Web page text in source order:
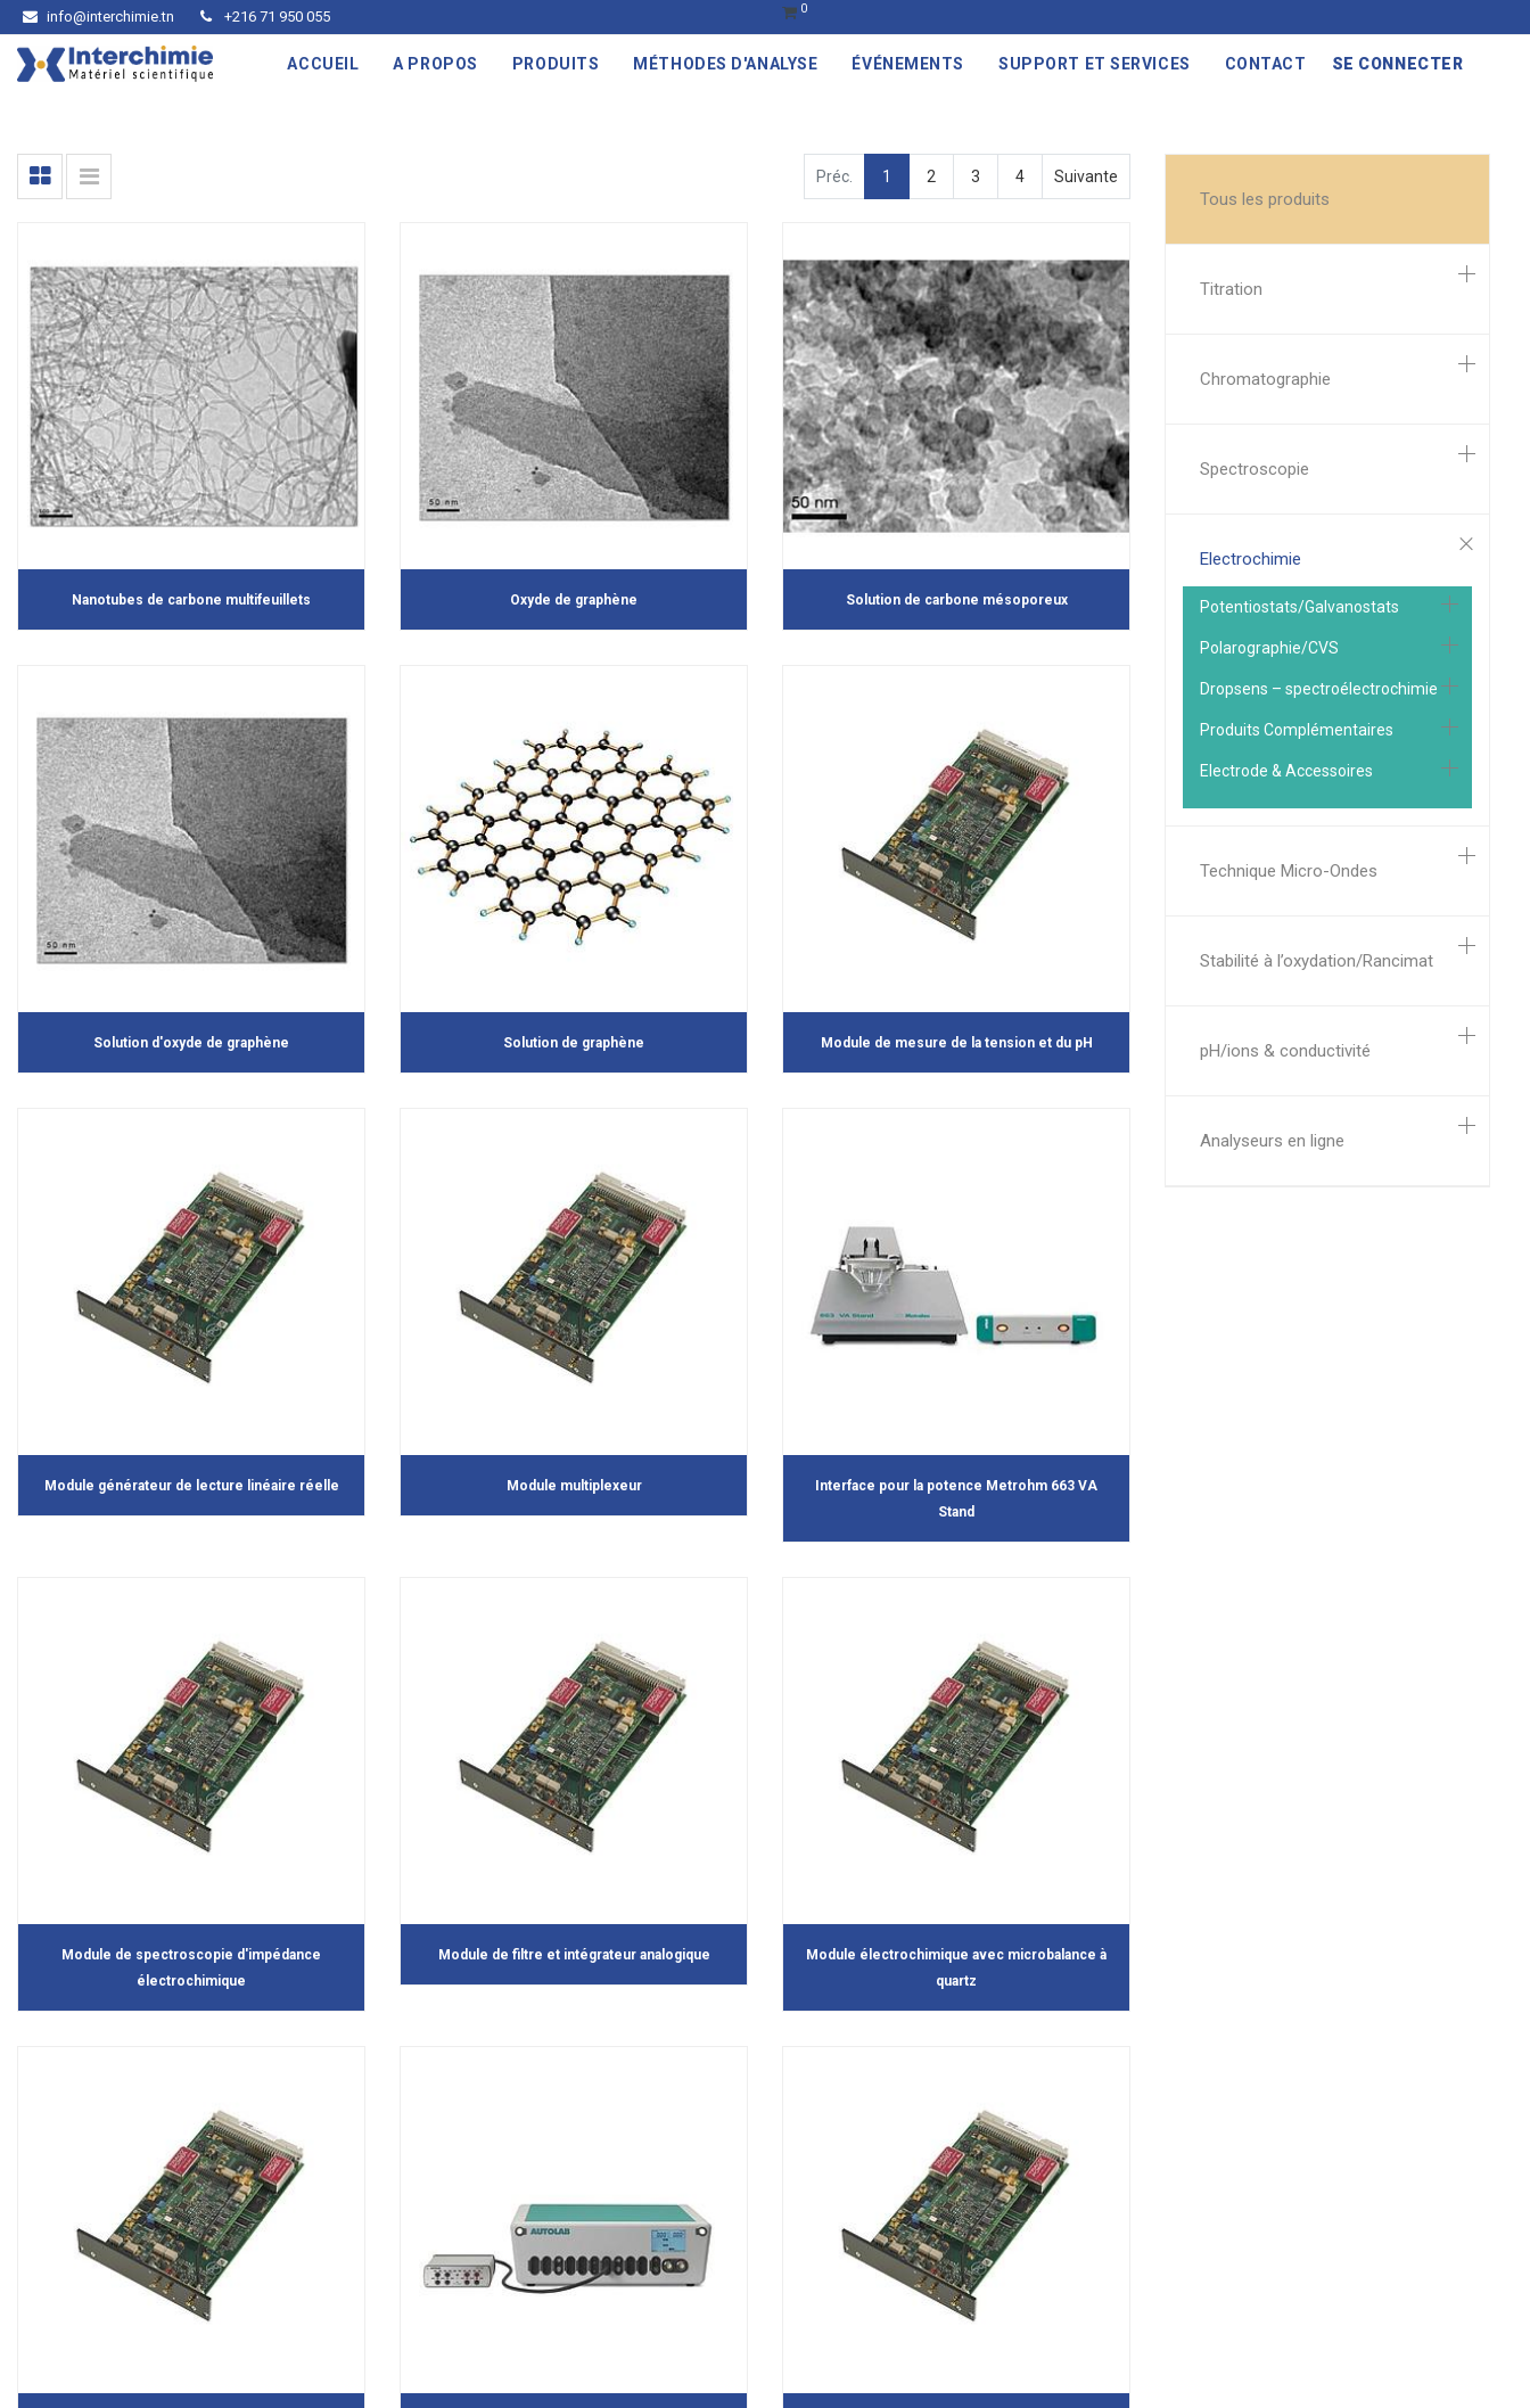
info@interchimie.tn +216 71 950 055 0
ACCUEIL A PROPOS PRODUITS MÉTHODES D'ANALYSE ÉVÉNEMENTS SUPPORT ET SERVICES CONTACT SE CONNECTER
Tous les produits
Titration
Chromatographie
Spectroscopie
Electrochimie
Potentiostats/Galvanostats
Polarographie/CVS
Dropsens – spectroélectrochimie
Produits Complémentaires
Electrode & Accessoires
Technique Micro-Ondes
Stabilité à l’oxydation/Rancimat
pH/ions & conductivité
Analyseurs en ligne
Préc. 1 2 3 4 Suivante
Nanotubes de carbone multifeuillets Oxyde de graphène Solution de carbone mésoporeux
Solution d'oxyde de graphène Solution de graphène Module de mesure de la tension et du pH
Module générateur de lecture linéaire réelle Module multiplexeur
Interface pour la potence Metrohm 663 VA
Stand
Module de spectroscopie d'impédance
électrochimique
Module de filtre et intégrateur analogique
Module électrochimique avec microbalance à
quartz